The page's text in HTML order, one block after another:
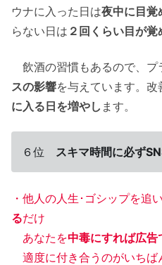
ウナに入った日は夜中に目覚
らない日は ２回くらい目が覚
飲酒の習慣もあるので、プ
スの影響を与えています。
に入る日を増やし ます。
６位 スキマ時間に必ず
・他人の人生･ゴシップを追
るだけ
あなたを中毒にすれば広告
適度に付き合うのがいちば